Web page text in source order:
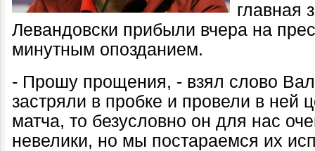
главная
Левандовски прибыли вчера на
минутным опозданием.
- Прошу прощения, - взял слово
застряли в пробке и провели в ней
матча, то безусловно он для нас
невелики, но мы постараемся их